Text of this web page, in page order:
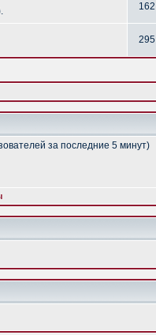
162
295
за последние 5 минут)